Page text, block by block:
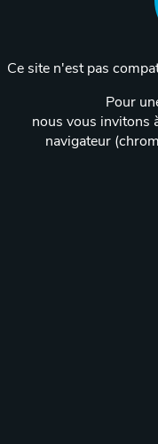
Ce site n'est pas
Pour
nous vous invitons
navigateur